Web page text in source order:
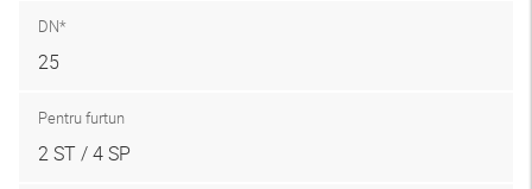
DN*
25
Pentru furtun
2 ST / 4 SP